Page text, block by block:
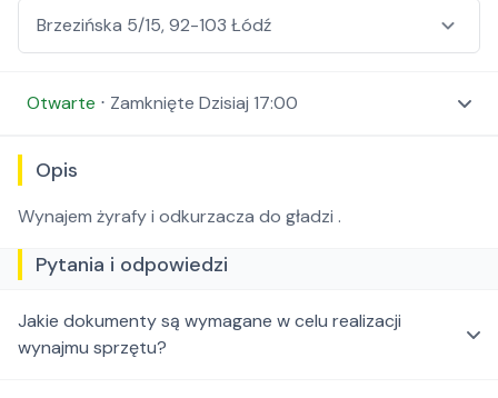
Otwarte ⋅ Zamknięte Dzisiaj 17:00
Opis
Wynajem żyrafy i odkurzacza do gładzi .
Pytania i odpowiedzi
Jakie dokumenty są wymagane w celu realizacji
wynajmu sprzętu?